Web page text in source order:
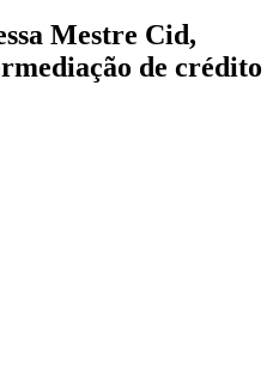
Mestre Cid,
de crédito